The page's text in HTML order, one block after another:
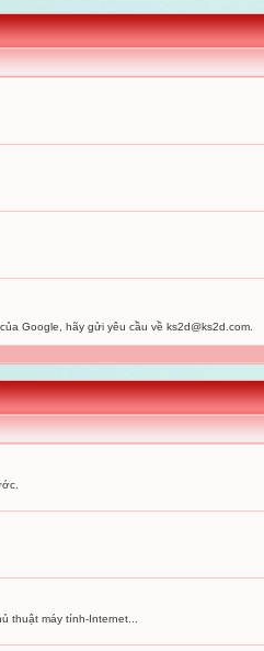
Google, hãy gửi yêu cầu vềks2d@ks2d.com
thuật máy tính-Internet...